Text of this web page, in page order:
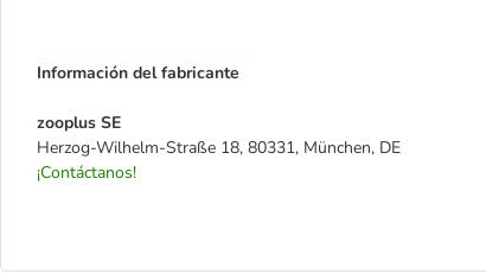
Información del fabricante
zooplus SE
Herzog-Wilhelm-Straße 18, 80331, München, DE
¡Contáctanos!